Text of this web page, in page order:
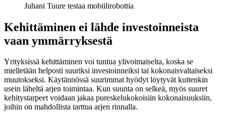
Juhani Tuure testaa mobiilirobottia
Kehittäminen ei lähde investoinneista
vaan ymmärryksestä
Yrityksissä kehittäminen voi tuntua ylivoimaiselta, koska se
mielletään helposti suuriksi investoinneiksi tai kokonaisvaltaiseksi
muutokseksi. Käytännössä suurimmat hyödyt löytyvät kuitenkin
usein läheltä arjen toimintaa. Kun suunta on selkeä, myös suuret
kehitystarpeet voidaan jakaa pureskelukokoisiin kokonaisuuksiin,
joihin on mahdollista tarttua arjen rinnalla.